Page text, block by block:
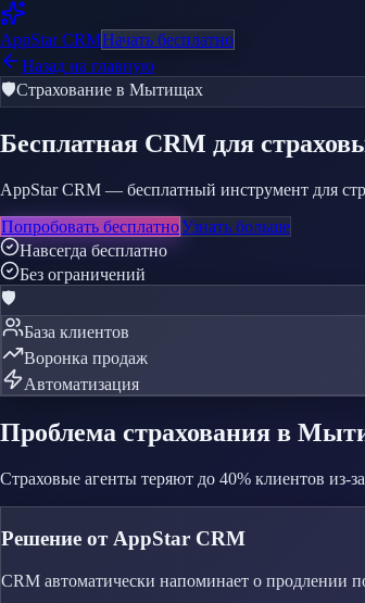
AppStarCRMНачать бесплатно
Назад на главную
🛡️Страхование в Мытищах
Бесплатная CRM для
AppStar CRM — бесплатный инструмент для
Попробовать бесплатноУзнать больше
Навсегда бесплатно
Без ограничений
🛡️
База клиентов
Воронка продаж
Автоматизация
Проблема страхования в
Страховые агенты теряют до 40% клиентов из-
Решение от AppStar CRM
CRM автоматически напоминает о продлении